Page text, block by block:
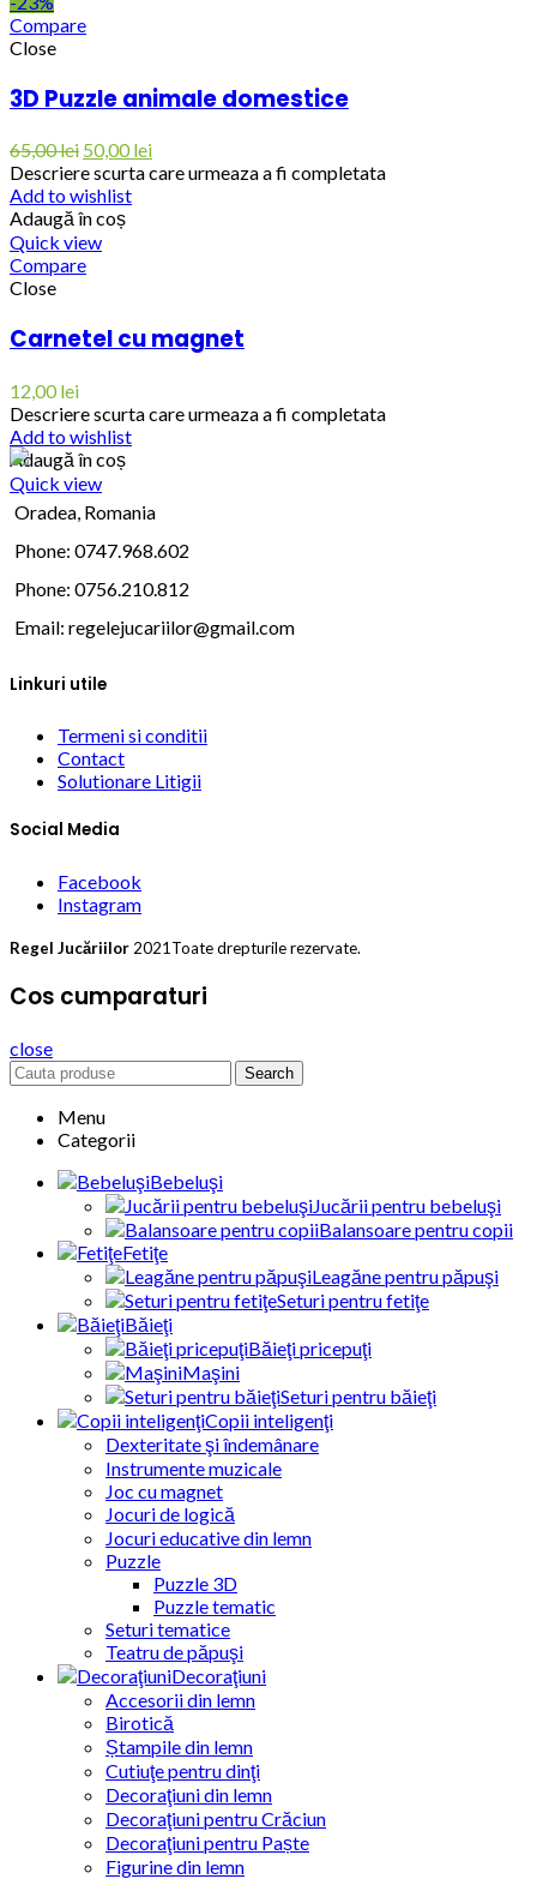
Compare
Close
3D Puzzle animale domestice
65,00lei 50,00lei
Descriere scurta care urmeaza a fi completata
Add to wishlist
Adaugă în coș
Quick view
Compare
Close
Carnetel cu magnet
12,00lei
Descriere scurta care urmeaza a fi completata
Add to wishlist
Adaugă în coș
Quick view
Oradea, Romania
Phone: 0747.968.602
Phone: 0756.210.812
Email: regelejucariilor@gmail.com
Linkuri utile
Termeni si conditii
Contact
Solutionare Litigii
Social Media
Facebook
Instagram
Regel Jucăriilor 2021Toate drepturile rezervate.
Cos cumparaturi
close
Search
Menu
Categorii
Bebeluşi
Jucării pentru bebeluşi
Balansoare pentru copii
Fetiţe
Leagăne pentru păpuşi
Seturi pentru fetiţe
Băieţi
Băieţi pricepuţi
Maşini
Seturi pentru băieţi
Copii inteligenţi
Dexteritate şi îndemânare
Instrumente muzicale
Joc cu magnet
Jocuri de logică
Jocuri educative din lemn
Puzzle
Puzzle 3D
Puzzle tematic
Seturi tematice
Teatru de păpuşi
Decoraţiuni
Accesorii din lemn
Birotică
Ștampile din lemn
Cutiuţe pentru dinţi
Decoraţiuni din lemn
Decoraţiuni pentru Crăciun
Decoraţiuni pentru Paște
Figurine din lemn